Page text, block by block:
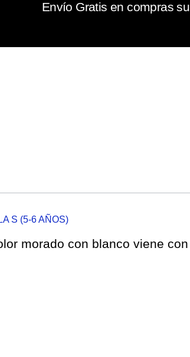
Envío Gratis en compras
S (5-6 AÑOS)
morado con blanco viene